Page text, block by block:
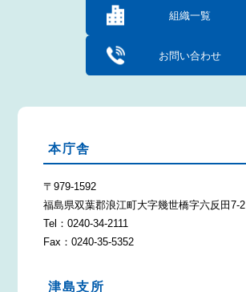
組織一覧
お問い合わせ
本庁舎
〒979-1592
福島県双葉郡浪江町大字幾世橋字六反田7-2
Tel：0240-34-2111
Fax：0240-35-5352
津島支所